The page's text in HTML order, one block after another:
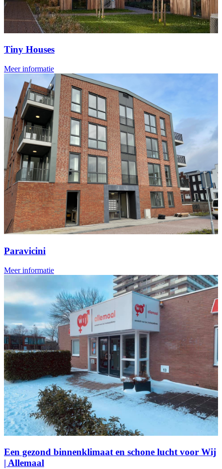
Tiny Houses
Meer informatie
Paravicini
Meer informatie
Een gezond binnenklimaat en schone lucht voor Wij
| Allemaal